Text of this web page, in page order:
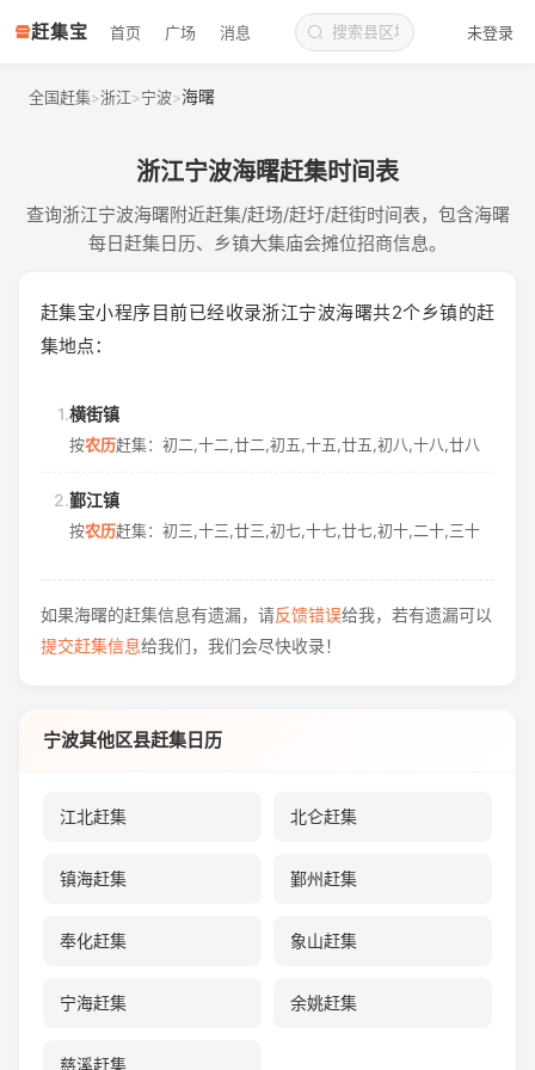
赶集宝 首页 广场 消息 未登录
全国赶集>浙江>宁波>海曙
浙江宁波海曙赶集时间表
查询浙江宁波海曙附近赶集/赶场/赶圩/赶街时间表，包含海曙
每日赶集日历、乡镇大集庙会摊位招商信息。
赶集宝小程序目前已经收录浙江宁波海曙共2个乡镇的赶
集地点：
1.横街镇
按农历赶集：初二,十二,廿二,初五,十五,廿五,初八,十八,廿八
2.鄞江镇
按农历赶集：初三,十三,廿三,初七,十七,廿七,初十,二十,三十
如果海曙的赶集信息有遗漏，请反馈错误给我，若有遗漏可以
提交赶集信息给我们，我们会尽快收录！
宁波其他区县赶集日历
江北赶集 北仑赶集
镇海赶集 鄞州赶集
奉化赶集 象山赶集
宁海赶集 余姚赶集
慈溪赶集